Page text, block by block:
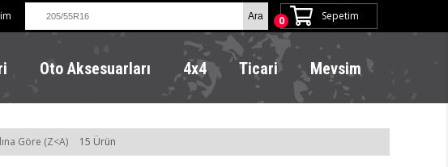
Sepetim
0
Oto Aksesuarları 4x4 Ticari Mevsim
Göre (Z<A) 15 Ürün